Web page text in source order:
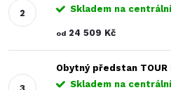
Skladem na
od 24 509 Kč
Obytný předstan TOUR
Skladem na